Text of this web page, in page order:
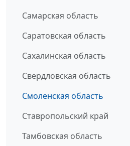
Самарская область
Саратовская область
Сахалинская область
Свердловская область
Смоленская область
Ставропольский край
Тамбовская область